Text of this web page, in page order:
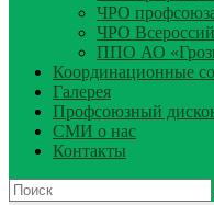
ЧРО
ЧРО
ППО АО
Координационные
Галерея
Профсоюзный
СМИ о нас
Контакты